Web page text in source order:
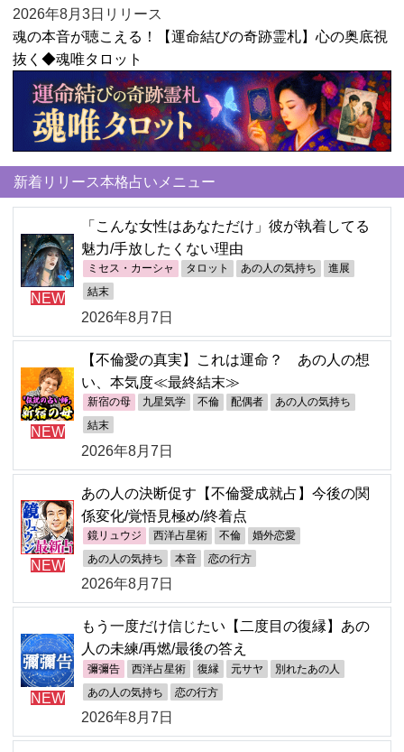
2026年8月3日リリース
魂の本音が聴こえる！【運命結びの奇跡霊札】心の奥底視
抜く◆魂唯タロット
新着リリース本格占いメニュー
NEW
「こんな女性はあなただけ」彼が執着してる
魅力/手放したくない理由
ミセス・カーシャ タロット あの人の気持ち 進展
結末
2026年8月7日
NEW
【不倫愛の真実】これは運命？ あの人の想
い、本気度≪最終結末≫
新宿の母 九星気学 不倫 配偶者 あの人の気持ち
結末
2026年8月7日
NEW
あの人の決断促す【不倫愛成就占】今後の関
係変化/覚悟見極め/終着点
鏡リュウジ 西洋占星術 不倫 婚外恋愛
あの人の気持ち 本音 恋の行方
2026年8月7日
NEW
もう一度だけ信じたい【二度目の復縁】あの
人の未練/再燃/最後の答え
彌彌告 西洋占星術 復縁 元サヤ 別れたあの人
あの人の気持ち 恋の行方
2026年8月7日